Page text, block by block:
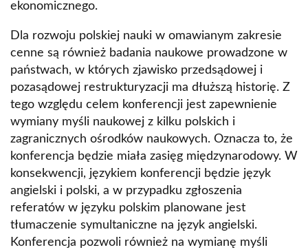
ekonomicznego.
Dla rozwoju polskiej nauki w omawianym zakresie
cenne są również badania naukowe prowadzone w
państwach, w których zjawisko przedsądowej i
pozasądowej restrukturyzacji ma dłuższą historię. Z
tego względu celem konferencji jest zapewnienie
wymiany myśli naukowej z kilku polskich i
zagranicznych ośrodków naukowych. Oznacza to, że
konferencja będzie miała zasięg międzynarodowy. W
konsekwencji, językiem konferencji będzie język
angielski i polski, a w przypadku zgłoszenia
referatów w języku polskim planowane jest
tłumaczenie symultaniczne na język angielski.
Konferencja pozwoli również na wymianę myśli